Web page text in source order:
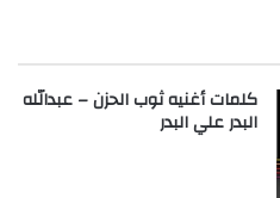
كلمات أغنيه ثوب الحزن – عبدالله
البدر علي البدر